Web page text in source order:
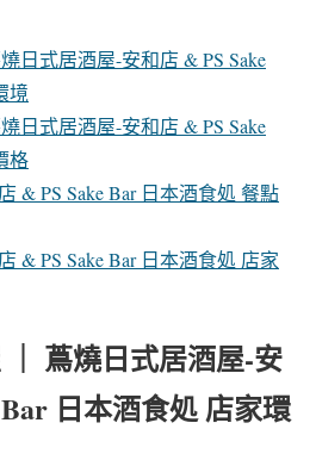
日式居酒屋-安和店 & PS Sake
境
日式居酒屋-安和店 & PS Sake
格
& PS Sake Bar 日本酒食処 餐點
& PS Sake Bar 日本酒食処 店家
蔦燒日式居酒屋-安
日本酒食処 店家環